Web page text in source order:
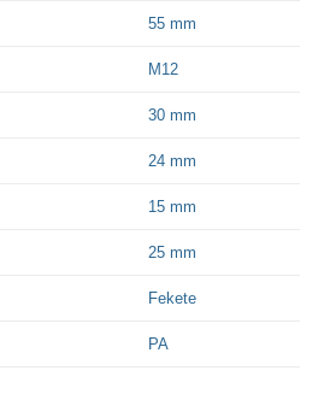
55 mm
M12
30 mm
24 mm
15 mm
25 mm
Fekete
PA